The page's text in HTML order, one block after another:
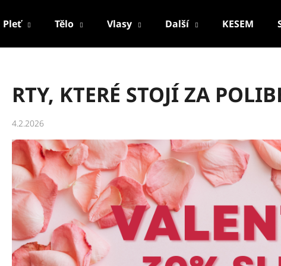
Pleť Tělo Vlasy Další KESEM
RTY, KTERÉ STOJÍ ZA
4.2.2026
Doporučujeme
PALSAR7 CESTOVNÍ MANIKÚRNÍ SADA PALSAR7 FACE-